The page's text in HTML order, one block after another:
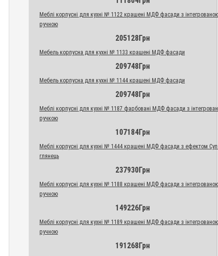
Меблі корпусні для кухні № 1122 крашені МДФ фасади з
ручною
205128Грн
Мебель корпусна для кухні № 1133 крашені МДФ фасади
209748Грн
Мебель корпусна для кухні № 1144 крашені МДФ фасади
209748Грн
Меблі корпусні для кухні № 1187 фарбовані МДФ фасади з
ручкою
107184Грн
Меблі корпусні для кухні № 1444 крашені МДФ фасади з ефектом
глянець
237930Грн
Меблі корпусні для кухні № 1188 крашені МДФ фасади з
ручною
149226Грн
Меблі корпусні для кухні № 1189 крашені МДФ фасади з
ручною
191268Грн